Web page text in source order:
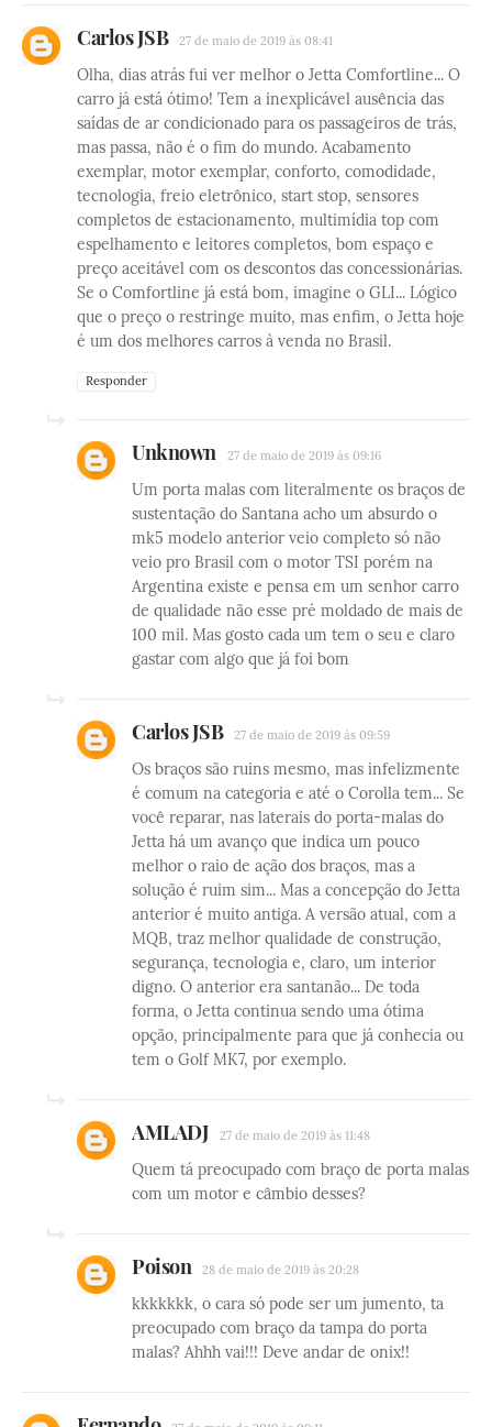
Carlos JSB 27 de maio de 2019 às 08:41
Olha, dias atrás fui ver melhor o Jetta Comfortline... O
carro já está ótimo! Tem a inexplicável ausência das
saídas de ar condicionado para os passageiros de trás,
mas passa, não é o fim do mundo. Acabamento
exemplar, motor exemplar, conforto, comodidade,
tecnologia, freio eletrônico, start stop, sensores
completos de estacionamento, multimídia top com
espelhamento e leitores completos, bom espaço e
preço aceitável com os descontos das concessionárias.
Se o Comfortline já está bom, imagine o GLI... Lógico
que o preço o restringe muito, mas enfim, o Jetta hoje
é um dos melhores carros à venda no Brasil.
Responder
Unknown 27 de maio de 2019 às 09:16
Um porta malas com literalmente os braços de
sustentação do Santana acho um absurdo o
mk5 modelo anterior veio completo só não
veio pro Brasil com o motor TSI porém na
Argentina existe e pensa em um senhor carro
de qualidade não esse pré moldado de mais de
100 mil. Mas gosto cada um tem o seu e claro
gastar com algo que já foi bom
Carlos JSB 27 de maio de 2019 às 09:59
Os braços são ruins mesmo, mas infelizmente
é comum na categoria e até o Corolla tem... Se
você reparar, nas laterais do porta-malas do
Jetta há um avanço que indica um pouco
melhor o raio de ação dos braços, mas a
solução é ruim sim... Mas a concepção do Jetta
anterior é muito antiga. A versão atual, com a
MQB, traz melhor qualidade de construção,
segurança, tecnologia e, claro, um interior
digno. O anterior era santanão... De toda
forma, o Jetta continua sendo uma ótima
opção, principalmente para que já conhecia ou
tem o Golf MK7, por exemplo.
AMLADJ 27 de maio de 2019 às 11:48
Quem tá preocupado com braço de porta malas
com um motor e câmbio desses?
Poison 28 de maio de 2019 às 20:28
kkkkkkk, o cara só pode ser um jumento, ta
preocupado com braço da tampa do porta
malas? Ahhh vai!!! Deve andar de onix!!